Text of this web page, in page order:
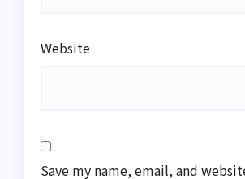
Website
Save my name, email, and